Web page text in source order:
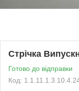
Стрічка
Готово до відправки
Код: